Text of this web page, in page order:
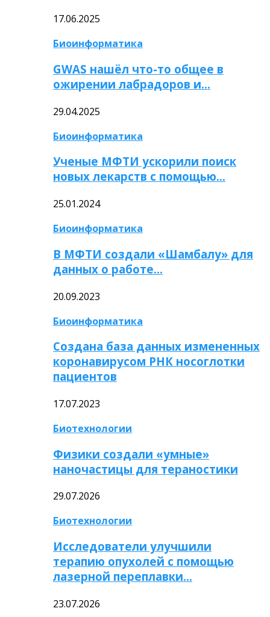
17.06.2025
Биоинформатика
GWAS нашёл что-то общее в
ожирении лабрадоров и…
29.04.2025
Биоинформатика
Ученые МФТИ ускорили поиск
новых лекарств с помощью…
25.01.2024
Биоинформатика
В МФТИ создали «Шамбалу» для
данных о работе…
20.09.2023
Биоинформатика
Создана база данных измененных
коронавирусом РНК носоглотки
пациентов
17.07.2023
Биотехнологии
Физики создали «умные»
наночастицы для тераностики
29.07.2026
Биотехнологии
Исследователи улучшили
терапию опухолей с помощью
лазерной переплавки…
23.07.2026